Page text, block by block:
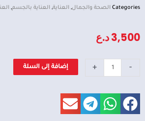
Categories الصحة والجمال, العناية, العناية بالجسم,
3,500د.ع
-
العرق
بيرل
+ إضافة إلى السلة